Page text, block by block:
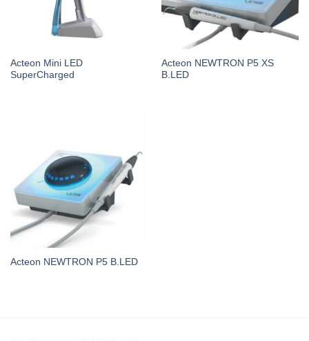
Acteon Mini LED
SuperCharged
Acteon NEWTRON P5 XS
B.LED
Acteon NEWTRON P5 B.LED